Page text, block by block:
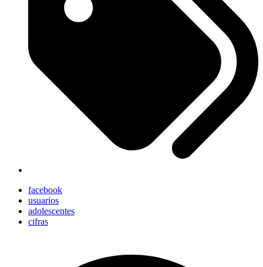
facebook
usuarios
adolescentes
cifras